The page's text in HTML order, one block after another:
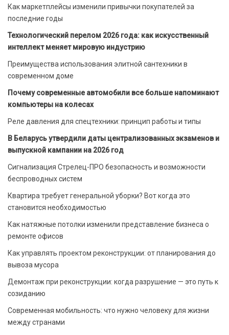
Как маркетплейсы изменили привычки покупателей за
последние годы
Технологический перелом 2026 года: как искусственный
интеллект меняет мировую индустрию
Преимущества использования элитной сантехники в
современном доме
Почему современные автомобили все больше напоминают
компьютеры на колесах
Реле давления для спецтехники: принцип работы и типы
В Беларусь утвердили даты централизованных экзаменов и
выпускной кампании на 2026 год
Сигнализация Стрелец-ПРО безопасность и возможности
беспроводных систем
Квартира требует генеральной уборки? Вот когда это
становится необходимостью
Как натяжные потолки изменили представление бизнеса о
ремонте офисов
Как управлять проектом реконструкции: от планирования до
вывоза мусора
Демонтаж при реконструкции: когда разрушение — это путь к
созиданию
Современная мобильность: что нужно человеку для жизни
между странами